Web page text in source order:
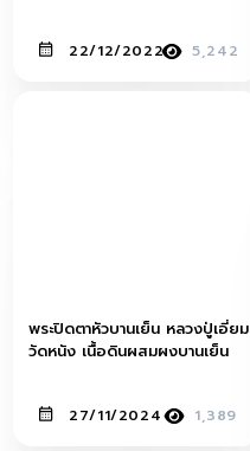
22/12/2022 5,242
พระปิดตาหัวบานเย็น หลวงปู่เอี่ยม
วัดหนัง เนื้อดินผสมผงบานเย็น
27/11/2024 1,389